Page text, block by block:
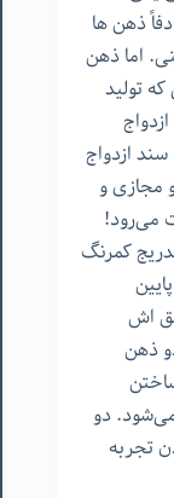
ذهن ها
اما ذهن
تولید
ازدواج
مجازی و
می‌رود!
کمرنگ
اش
ذهن
دو
تجربه